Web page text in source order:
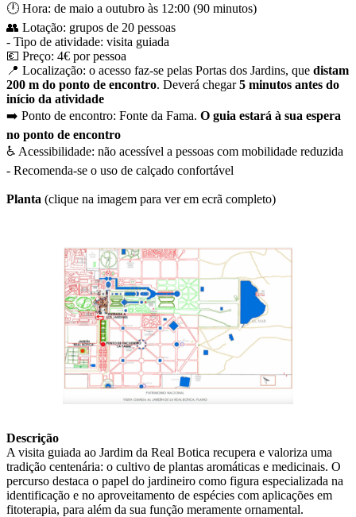
🕛 Hora: de maio a outubro às 12:00 (90 minutos)
👥 Lotação: grupos de 20 pessoas
- Tipo de atividade: visita guiada
💶 Preço: 4€ por pessoa
📍 Localização: o acesso faz-se pelas Portas dos Jardins, que distam
200 m do ponto de encontro. Deverá chegar5 minutos antes do
início da atividade
➡️ Ponto de encontro: Fonte da Fama. O guia estará à sua espera
no ponto de encontro
♿ Acessibilidade: não acessível a pessoas com mobilidade reduzida
- Recomenda-se o uso de calçado confortável
Planta (clique na imagem para ver em ecrã completo)
Descrição
A visita guiada ao Jardim da Real Botica recupera e valoriza uma
tradição centenária: o cultivo de plantas aromáticas e medicinais. O
percurso destaca o papel do jardineiro como figura especializada na
identificação e no aproveitamento de espécies com aplicações em
fitoterapia, para além da sua função meramente ornamental.